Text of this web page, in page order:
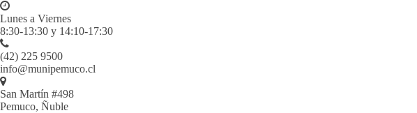
Lunes a Viernes
8:30-13:30 y 14:10-17:30
(42) 225 9500
info@munipemuco.cl
San Martín #498
Pemuco, Ñuble